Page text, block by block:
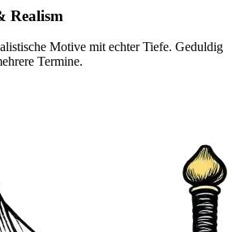
Realism
Motive mit echter Tiefe. Geduldig
Termine.